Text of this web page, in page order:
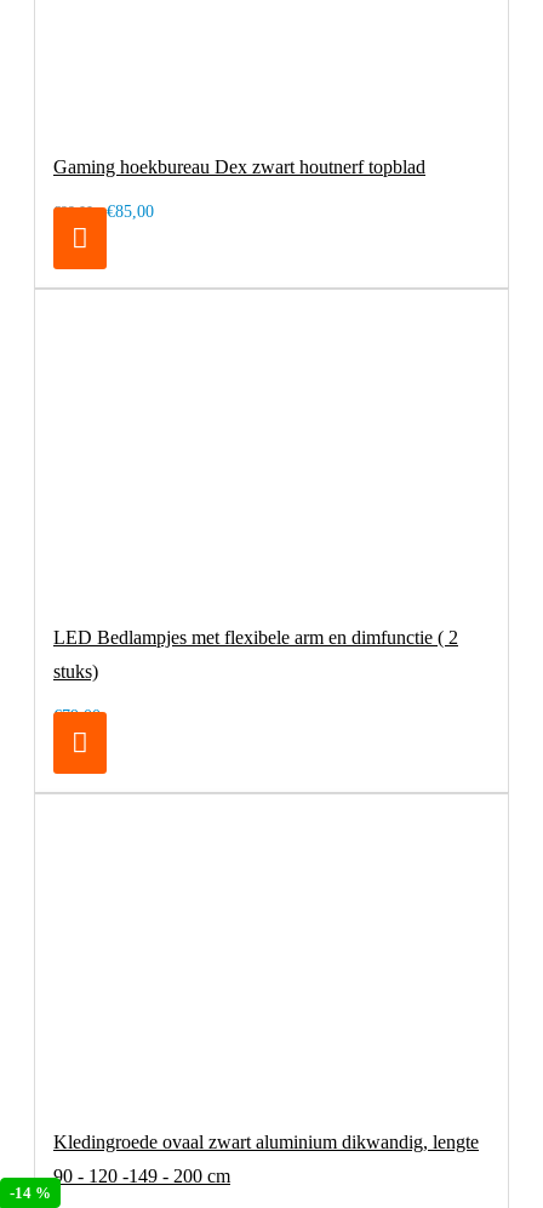
-14 %
Gaming hoekbureau Dex zwart houtnerf topblad
€99,00 €85,00
LED Bedlampjes met flexibele arm en dimfunctie ( 2
stuks)
€79,00
Kledingroede ovaal zwart aluminium dikwandig, lengte
90 - 120 -149 - 200 cm